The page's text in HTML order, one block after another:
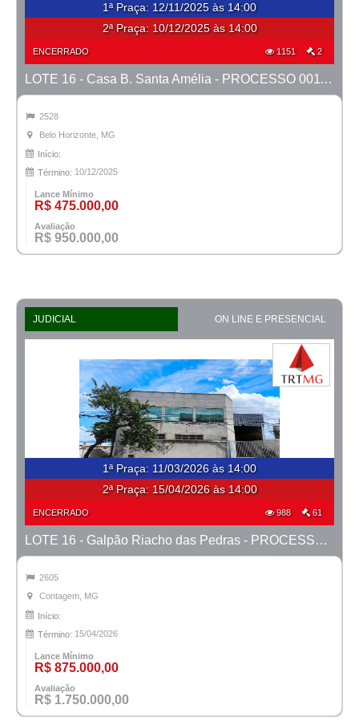
1ª Praça: 12/11/2025 às 14:00
2ª Praça: 10/12/2025 às 14:00
ENCERRADO 1151 2
LOTE 16 - Casa B. Santa Amélia - PROCESSO 0011392-75.2017-19ª BH
2528
Belo Horizonte, MG
Início:
Término: 10/12/2025
Lance Mínimo
R$ 475.000,00
Avaliação
R$ 950.000,00
JUDICIAL ON LINE E PRESENCIAL
1ª Praça: 11/03/2026 às 14:00
2ª Praça: 15/04/2026 às 14:00
ENCERRADO 988 61
LOTE 16 - Galpão Riacho das Pedras - PROCESSO 0010470-50.2018-6ª CONTAGEM
2605
Contagem, MG
Início:
Término: 15/04/2026
Lance Mínimo
R$ 875.000,00
Avaliação
R$ 1.750.000,00